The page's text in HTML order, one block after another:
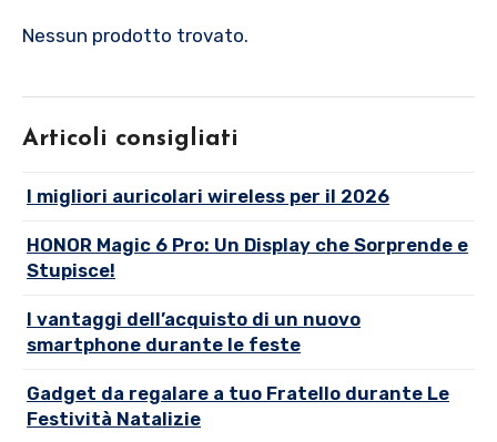
Nessun prodotto trovato.
Articoli consigliati
I migliori auricolari wireless per il 2026
HONOR Magic 6 Pro: Un Display che Sorprende e
Stupisce!
I vantaggi dell’acquisto di un nuovo
smartphone durante le feste
Gadget da regalare a tuo Fratello durante Le
Festività Natalizie